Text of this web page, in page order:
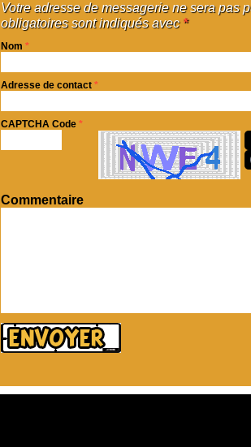
Votre adresse de messagerie ne sera pas
obligatoires sont indiqués avec *
Nom *
Adresse de contact *
CAPTCHA Code *
Commentaire